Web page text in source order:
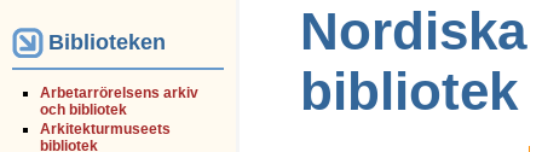
Biblioteken
Arbetarrörelsens arkiv
och bibliotek
Arkitekturmuseets
bibliotek
bibliotek